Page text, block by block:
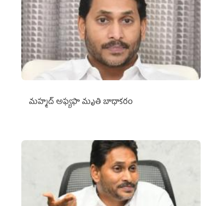
మహ్మద్‌ అఫ్యఫా మృతి బాధాకరం